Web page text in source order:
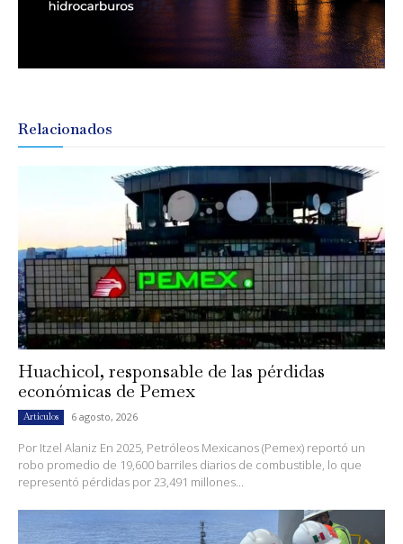
Relacionados
Huachicol, responsable de las pérdidas
económicas de Pemex
Artículos 6 agosto, 2026
Por Itzel Alaniz En 2025, Petróleos Mexicanos (Pemex) reportó un
robo promedio de 19,600 barriles diarios de combustible, lo que
representó pérdidas por 23,491 millones...